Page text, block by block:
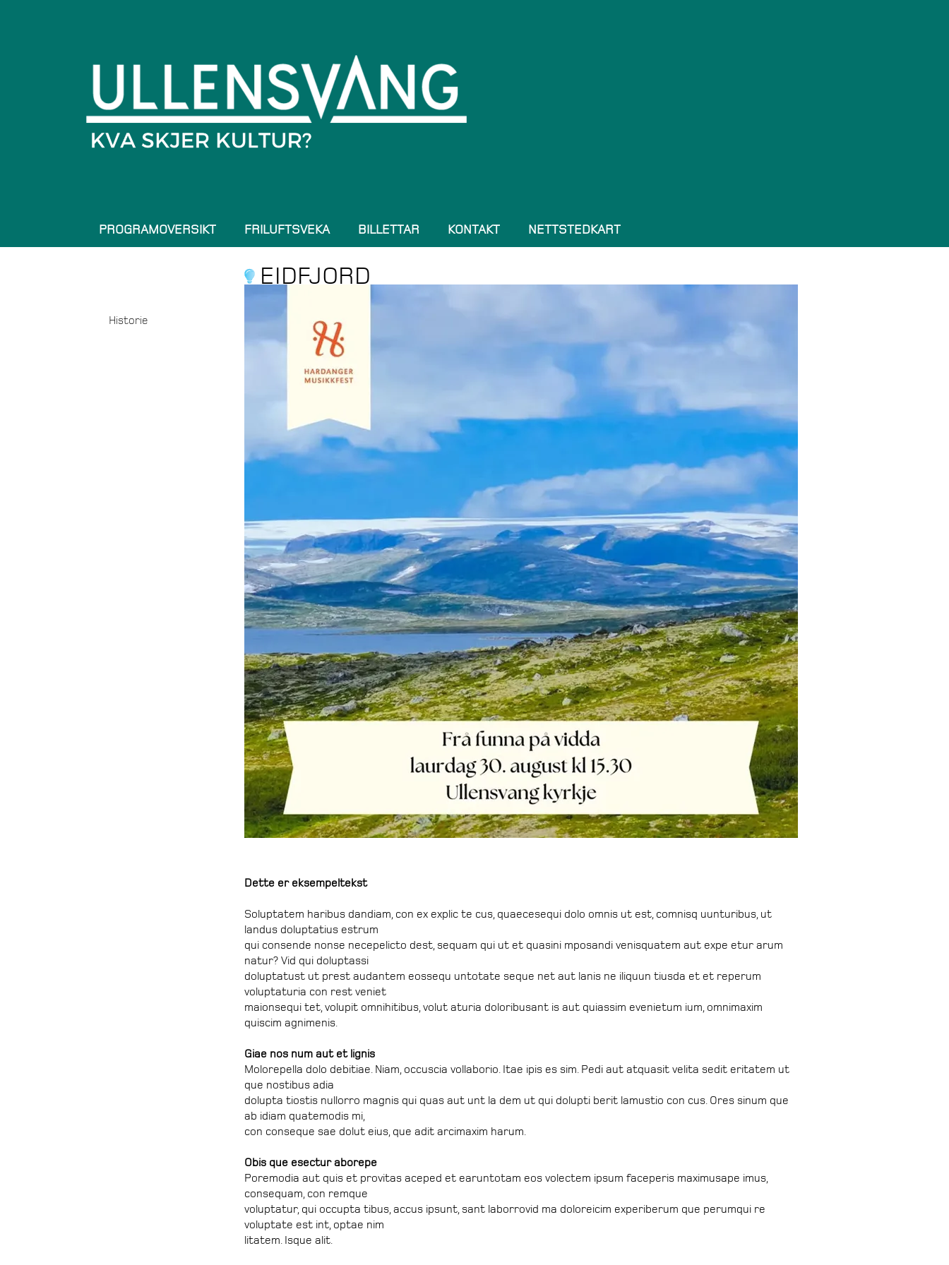
PROGRAMOVERSIKT FRILUFTSVEKA BILLETTAR KONTAKT NETTSTEDKART
Historie
EIDFJORD
Dette er eksempeltekst
Soluptatem haribus dandiam, con ex explic te cus, quaecesequi dolo omnis ut est, comnisq uunturibus, ut
landus doluptatius estrum
qui consende nonse necepelicto dest, sequam qui ut et quasini mposandi venisquatem aut expe etur arum
natur? Vid qui doluptassi
doluptatust ut prest audantem eossequ untotate seque net aut lanis ne iliquun tiusda et et reperum
voluptaturia con rest veniet
maionsequi tet, volupit omnihitibus, volut aturia doloribusant is aut quiassim evenietum ium, omnimaxim
quiscim agnimenis.
Giae nos num aut et lignis
Molorepella dolo debitiae. Niam, occuscia vollaborio. Itae ipis es sim. Pedi aut atquasit velita sedit eritatem ut
que nostibus adia
dolupta tiostis nullorro magnis qui quas aut unt la dem ut qui dolupti berit lamustio con cus. Ores sinum que
ab idiam quatemodis mi,
con conseque sae dolut eius, que adit arcimaxim harum.
Obis que esectur aborepe
Poremodia aut quis et provitas aceped et earuntotam eos volectem ipsum faceperis maximusape imus,
consequam, con remque
voluptatur, qui occupta tibus, accus ipsunt, sant laborrovid ma doloreicim experiberum que perumqui re
voluptate est int, optae nim
litatem. Isque alit.